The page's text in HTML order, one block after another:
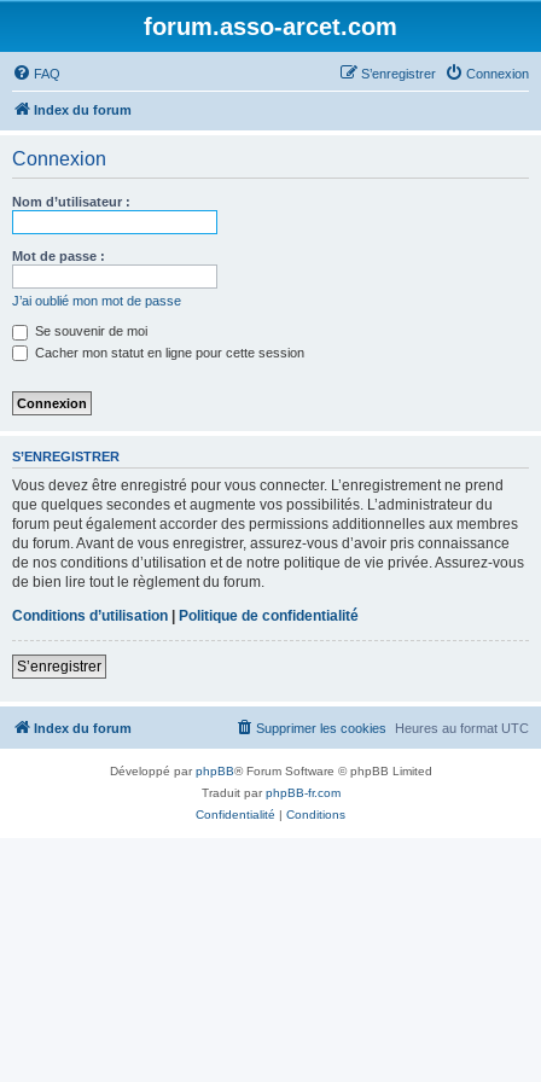
forum.asso-arcet.com
FAQ Connexion
S’enregistrer
Index du forum
Connexion
Nom d’utilisateur :
Mot de passe :
J’ai oublié mon mot de passe
Se souvenir de moi
Cacher mon statut en ligne pour cette session
S’ENREGISTRER
Vous devez être enregistré pour vous connecter. L’enregistrement ne prend
que quelques secondes et augmente vos possibilités. L’administrateur du
forum peut également accorder des permissions additionnelles aux membres
du forum. Avant de vous enregistrer, assurez-vous d’avoir pris connaissance
de nos conditions d’utilisation et de notre politique de vie privée. Assurez-vous
de bien lire tout le règlement du forum.
Conditions d’utilisation | Politique de confidentialité
S’enregistrer
Index du forum Heures au format UTC
Supprimer les cookies
Développé parphpBB® Forum Software © phpBB Limited
Traduit parphpBB-fr.com
Confidentialité | Conditions